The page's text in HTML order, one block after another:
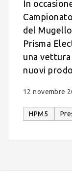
In
del
Prisma
una
nuovi
12 novembre
HPM5